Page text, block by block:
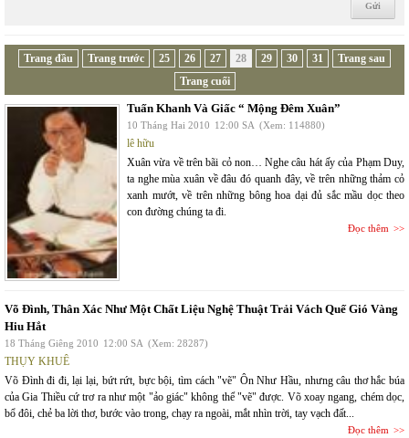
Trang đầu Trang trước 25 26 27 28 29 30 31
Trang sau
Trang cuối
Tuấn Khanh Và Giấc “ Mộng Đêm Xuân”
10 Tháng Hai 2010 12:00 SA (Xem: 114880)
lê hữu
Xuân vừa về trên bãi cỏ non… Nghe câu hát ấy của Phạm Duy,
ta nghe mùa xuân về đâu đó quanh đây, về trên những thảm cỏ
xanh mướt, về trên những bông hoa dại đủ sắc mầu dọc theo
con đường chúng ta đi.
Đọc thêm
Võ Đình, Thân Xác Như Một Chất Liệu Nghệ Thuật Trải Vách Quế Gió Vàng
Hiu Hắt
18 Tháng Giêng 2010 12:00 SA (Xem: 28287)
THỤY KHUÊ
Võ Đình đi đi, lại lại, bứt rứt, bực bội, tìm cách "vẽ" Ôn Như Hầu, nhưng câu thơ hắc búa
của Gia Thiều cứ trơ ra như một "ảo giác" không thể "vẽ" được. Võ xoay ngang, chém dọc,
bổ đôi, chẻ ba lời thơ, bước vào trong, chạy ra ngoài, mắt nhìn trời, tay vạch đất...
Đọc thêm